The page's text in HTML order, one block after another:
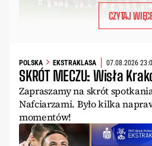
CZYTAJ
POLSKA EKSTRAKLASA 07.08.2026
SKRÓT MECZU: Wisła
Zapraszamy na skrót
Nafciarzami. Było kilka
momentów!